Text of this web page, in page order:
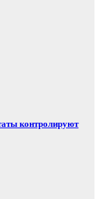
контролируют